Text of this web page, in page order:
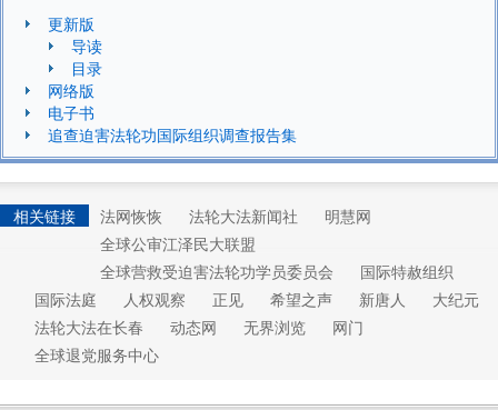
更新版
导读
目录
网络版
电子书
追查迫害法轮功国际组织调查报告集
相关链接 法网恢恢 法轮大法新闻社
明慧网
全球公审江泽民大联盟
全球营救受迫害法轮功学员委员会
国际特赦组织
国际法庭
人权观察 正见 希望之声 新唐人
大纪元
法轮大法在长春
动态网 无界浏览
网门
全球退党服务中心